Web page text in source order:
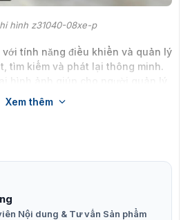
hình z31040-08xe-p
với tính năng điều khiển và quản lý
tìm kiếm và phát lại thông minh.
hình ảnh giúp cho người quản lý
thông tin mà các camera đã
08XE-P
đầu ghi ZKTeco
Xem thêm
Nội dung & Tư vấn Sản phẩm